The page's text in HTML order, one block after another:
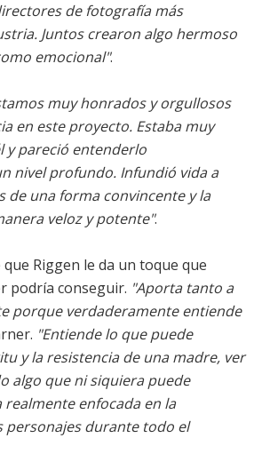
de fotografía más
Juntos crearon algo hermoso
emocional".
muy honrados y orgullosos
en este proyecto. Estaba muy
y pareció entenderlo
nivel profundo. Infundió vida a
de una forma convincente y la
veloz y potente".
Riggen le da un toque que
podría conseguir. "Aporta tanto a
porque verdaderamente entiende
"Entiende lo que puede
y la resistencia de una madre, ver
algo que ni siquiera puede
enfocada en la
personajes durante todo el